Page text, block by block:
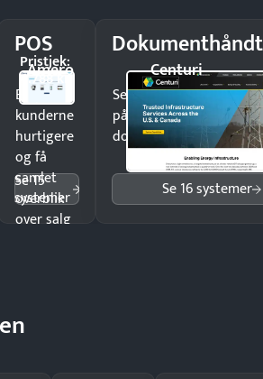
POS
Amero
Pristjek:
4.788 kr
Ekspedér
kunderne
hurtigere
og få
samlet
overblik
over salg
Se 15
systemer
Centuri
Send kontrakter til
på minutter og mist
dokumenter.
Se 16 systemer